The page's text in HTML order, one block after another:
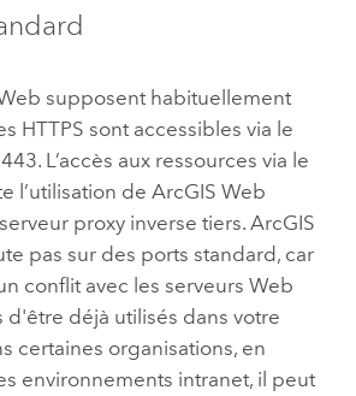
supposent habituellement
HTTPS sont accessibles via le
L’accès aux ressources via le
l’utilisation de ArcGIS Web
proxy inverse tiers. ArcGIS
pas sur des ports standard, car
conflit avec les serveurs Web
d'être déjà utilisés dans votre
certaines organisations, en
environnements intranet, il peut